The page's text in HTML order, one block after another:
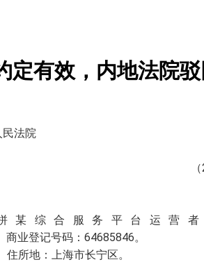
定有效，内地法院
民法院
综合服务平台运营者
商业登记号码：64685846。
所地：上海市长宁区。